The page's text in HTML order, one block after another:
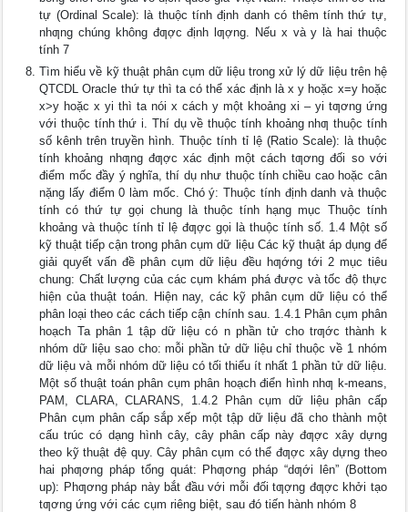
tự (Ordinal Scale): là thuộc tính định danh có thêm tính thứ tự,
nhƣng chúng không đƣợc định lƣợng. Nếu x và y là hai thuộc
tính 7
Tìm hiểu về kỹ thuật phân cụm dữ liệu trong xử lý dữ liệu trên hệ
QTCDL Oracle thứ tự thì ta có thể xác định là x y hoặc x=y hoặc
x>y hoặc x yi thì ta nói x cách y một khoảng xi – yi tƣơng ứng
với thuộc tính thứ i. Thí dụ về thuộc tính khoảng nhƣ thuộc tính
số kênh trên truyền hình. Thuộc tính tỉ lệ (Ratio Scale): là thuộc
tính khoảng nhƣng đƣợc xác định một cách tƣơng đối so với
điểm mốc đầy ý nghĩa, thí dụ như thuộc tính chiều cao hoặc cân
nặng lấy điểm 0 làm mốc. Chó ý: Thuộc tính định danh và thuộc
tính có thứ tự gọi chung là thuộc tính hạng mục Thuộc tính
khoảng và thuộc tính tỉ lệ đƣợc gọi là thuộc tính số. 1.4 Một số
kỹ thuật tiếp cận trong phân cụm dữ liệu Các kỹ thuật áp dụng để
giải quyết vấn đề phân cụm dữ liệu đều hƣớng tới 2 mục tiêu
chung: Chất lượng của các cụm khám phá được và tốc độ thực
hiện của thuật toán. Hiện nay, các kỹ phân cụm dữ liệu có thể
phân loại theo các cách tiếp cận chính sau. 1.4.1 Phân cụm phân
hoạch Ta phân 1 tập dữ liệu có n phần tử cho trƣớc thành k
nhóm dữ liệu sao cho: mỗi phần tử dữ liệu chỉ thuộc về 1 nhóm
dữ liệu và mỗi nhóm dữ liệu có tối thiểu ít nhất 1 phần tử dữ liệu.
Một số thuật toán phân cụm phân hoạch điển hình nhƣ k-means,
PAM, CLARA, CLARANS, 1.4.2 Phân cụm dữ liệu phân cấp
Phân cụm phân cấp sắp xếp một tập dữ liệu đã cho thành một
cấu trúc có dạng hình cây, cây phân cấp này đƣợc xây dựng
theo kỹ thuật đệ quy. Cây phân cụm có thể đƣợc xây dựng theo
hai phƣơng pháp tổng quát: Phƣơng pháp “dƣới lên” (Bottom
up): Phƣơng pháp này bắt đầu với mỗi đối tƣợng đƣợc khởi tạo
tƣơng ứng với các cụm riêng biệt, sau đó tiến hành nhóm 8